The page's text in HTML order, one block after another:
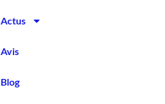
Actus
Avis
Blog